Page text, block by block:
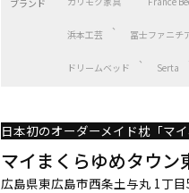
ブランド
浜本工芸 冨士ファニチ
ドリームベッド Serta
マイまくらゆめタウン
広島県東広島市西条土与丸 1丁